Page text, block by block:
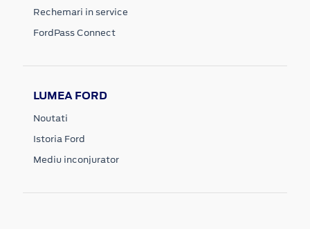
Rechemari in service
FordPass Connect
LUMEA FORD
Noutati
Istoria Ford
Mediu inconjurator